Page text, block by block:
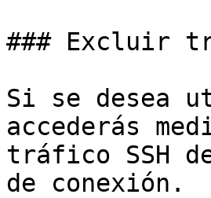
### Excluir
Si se desea
accederás
tráfico SSH
de conexión.